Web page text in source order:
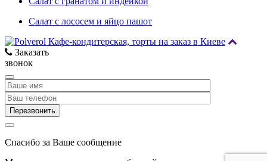
Салат с лососем и яйцо пашот
Заказать
звонок
Спасибо за Ваше сообщение